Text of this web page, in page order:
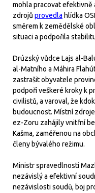
mohla pracovat efektivně
zdrojů provedla hlídka
směrem k zemědělské
situaci a podpořila
Drúzský vůdce Lajs al-
al-Matního a Máhira
zastrašit obyvatele
podpoří veškeré kroky k
civilistů, a varoval, že
budoucnost. Místní
ez-Zoru zahájily vnitřní
Kašma, zaměřenou na
členy bývalého režimu.
Ministr spravedlnosti
nezávislý a efektivní
nezávislosti soudů, boj